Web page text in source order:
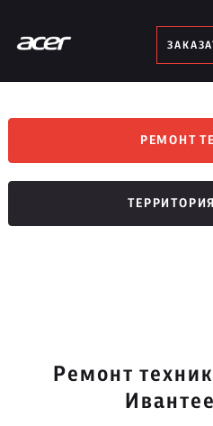
РЕМОНТ
Ремонт